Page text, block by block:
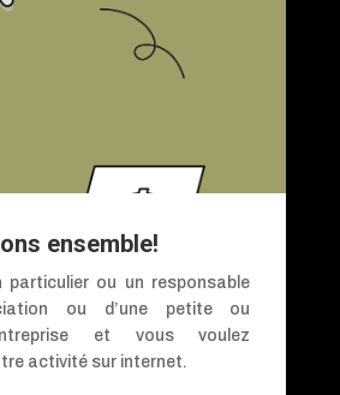
ensemble!
particulier ou un responsable
ou d’une petite ou
et vous voulez
activité sur internet.